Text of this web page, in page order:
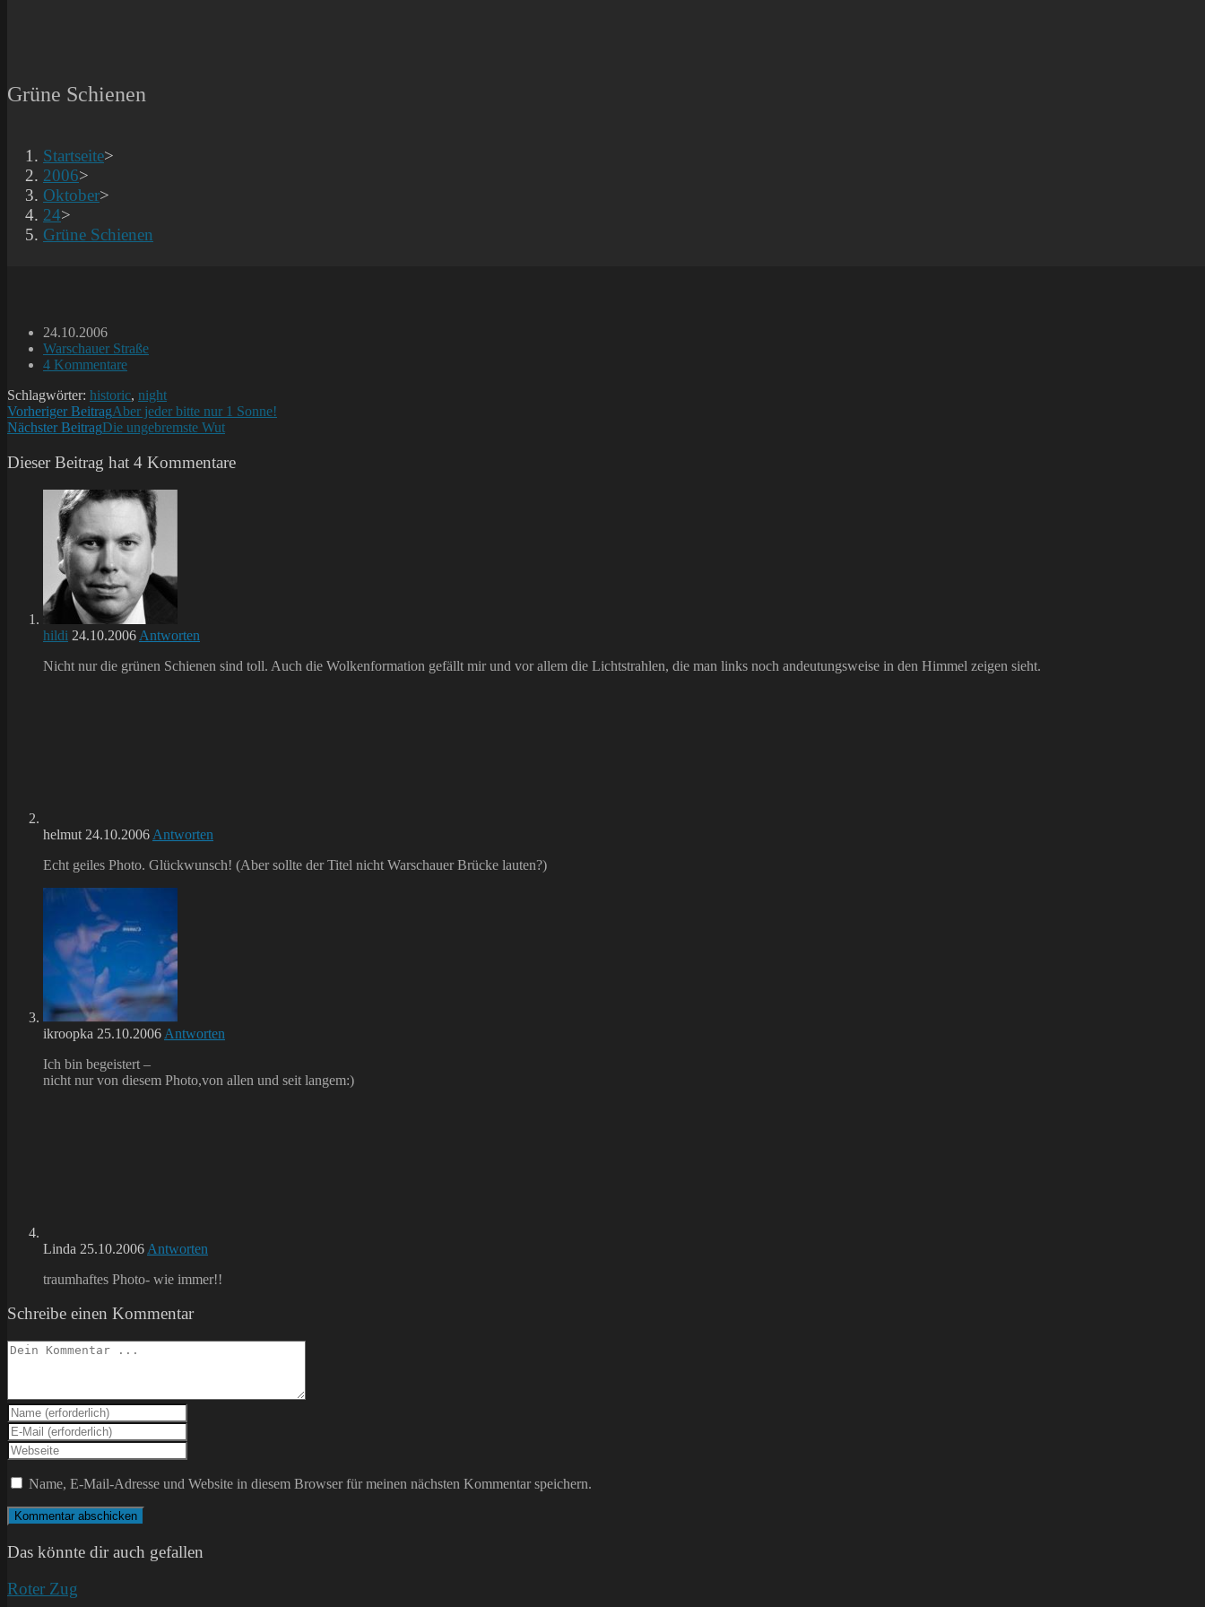
Grüne Schienen
Startseite>
2006>
Oktober>
24>
Grüne Schienen
Beitrag
veröffentlicht:
24.10.2006
Beitrags-
Kategorie:
Warschauer Straße
Beitrags-
4 Kommentare
Schlagwörter: historic, night
Weitere
Artikel
ansehen
Vorheriger BeitragAber jeder bitte nur 1 Sonne!
Nächster BeitragDie ungebremste Wut
Dieser Beitrag hat 4 Kommentare
hildi 24.10.2006 Antworten
Nicht nur die grünen Schienen sind toll. Auch die Wolkenformation gefällt mir und vor allem die Lichtstrahlen, die man links noch andeutungsweise in den Himmel zeigen sieht.
helmut 24.10.2006 Antworten
Echt geiles Photo. Glückwunsch! (Aber sollte der Titel nicht Warschauer Brücke lauten?)
ikroopka 25.10.2006 Antworten
Ich bin begeistert –
nicht nur von diesem Photo,von allen und seit langem:)
Linda 25.10.2006 Antworten
traumhaftes Photo- wie immer!!
Schreibe einen Kommentar
Kommentieren
Gib
deinen
Namen
oder
Benutzernamen
zum
Kommentieren
ein
Gib
deine
E-
Mail-
Adresse
zum
Kommentieren
Gib
deine
Website-
ein
(optional)
Name, E-Mail-Adresse und Website in diesem Browser für meinen nächsten Kommentar speichern.
Das könnte dir auch gefallen
Roter Zug